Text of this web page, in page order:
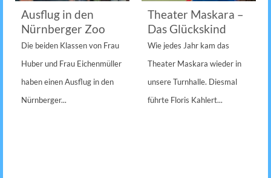
Ausflug in den
Nürnberger Zoo
Die beiden Klassen von Frau
Huber und Frau Eichenmüller
haben einen Ausflug in den
Nürnberger...
Theater Maskara –
Das Glückskind
Wie jedes Jahr kam das
Theater Maskara wieder in
unsere Turnhalle. Diesmal
führte Floris Kahlert...